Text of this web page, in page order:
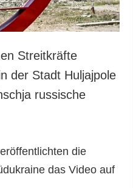
Streitkräfte
der Stadt Huljajpole
russische
die
das Video auf